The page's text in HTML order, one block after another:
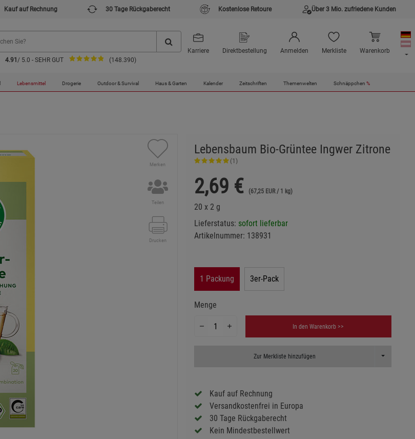
Kauf auf Rechnung 30 Tage Rückgaberecht Kostenlose Retoure Über 3 Mio. zufriedene Kunden
4.91 / 5.0 - SEHR GUT (148.390)
Karriere Direktbestellung Anmelden Merkliste Warenkorb
Lebensmittel Drogerie Outdoor & Survival Haus & Garten Kalender Zeitschriften Themenwelten Schnäppchen %
Merken
Teilen
Drucken
Lebensbaum Bio-Grüntee Ingwer Zitrone
(1)
2,69 € (67,25 EUR / 1 kg)
20 x 2 g
Lieferstatus: sofort lieferbar
Artikelnummer: 138931
1 Packung 3er-Pack
Menge
In den Warenkorb >>
Zur Merkliste hinzufügen Toggle
Kauf auf Rechnung
Versandkostenfrei in Europa
30 Tage Rückgaberecht
Kein Mindestbestellwert